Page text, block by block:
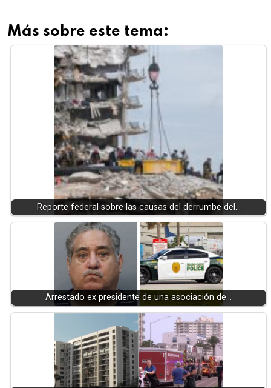
Más sobre este tema:
Reporte federal sobre las causas del derrumbe del…
Arrestado ex presidente de una asociación de…